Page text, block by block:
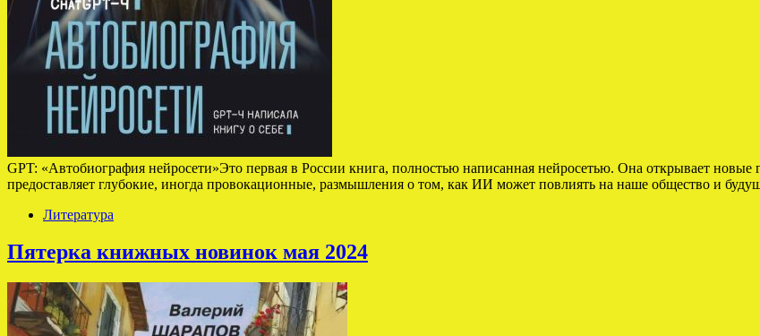
GPT: «Автобиография нейросети»Это первая в России книга, полностью написанная нейросетью. Она открывает новые
предоставляет глубокие, иногда провокационные, размышления о том, как ИИ может повлиять на наше общество и
Литература
Пятерка книжных новинок мая 2024